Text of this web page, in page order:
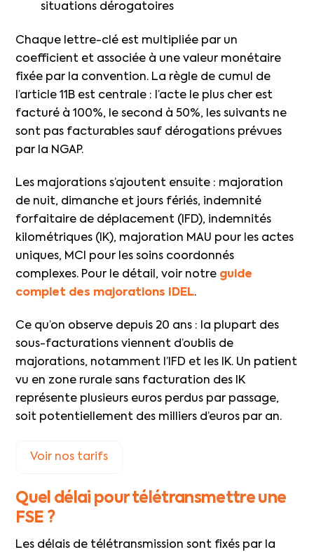
situations dérogatoires
Chaque lettre-clé est multipliée par un
coefficient et associée à une valeur monétaire
fixée par la convention. La règle de cumul de
l’article 11B est centrale : l’acte le plus cher est
facturé à 100%, le second à 50%, les suivants ne
sont pas facturables sauf dérogations prévues
par la NGAP.
Les majorations s’ajoutent ensuite : majoration
de nuit, dimanche et jours fériés, indemnité
forfaitaire de déplacement (IFD), indemnités
kilométriques (IK), majoration MAU pour les actes
uniques, MCI pour les soins coordonnés
complexes. Pour le détail, voir notre guide
complet des majorations IDEL.
Ce qu’on observe depuis 20 ans : la plupart des
sous-facturations viennent d’oublis de
majorations, notamment l’IFD et les IK. Un patient
vu en zone rurale sans facturation des IK
représente plusieurs euros perdus par passage,
soit potentiellement des milliers d’euros par an.
Voir nos tarifs
Quel délai pour télétransmettre une
FSE ?
Les délais de télétransmission sont fixés par la